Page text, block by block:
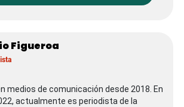
Figueroa
medios de comunicación desde 2018. En
actualmente es periodista de la